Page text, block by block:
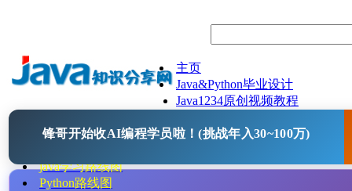
主页
Java&Python毕业设计
Java1234原创视频教程
Java开源项目
java学习路线图
Python路线图
锋哥开始收AI编程学员啦！(挑战年入30~100万)